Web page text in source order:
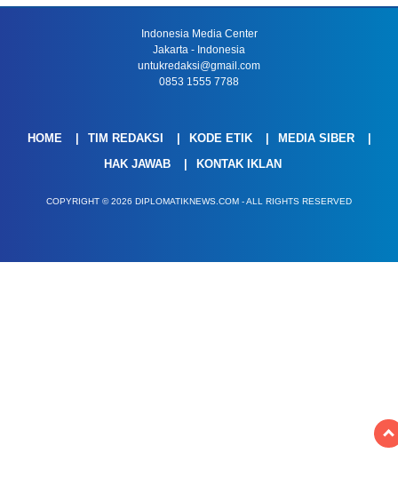
Indonesia Media Center
Jakarta - Indonesia
untukredaksi@gmail.com
0853 1555 7788
HOME TIM REDAKSI KODE ETIK
MEDIA SIBER
HAK JAWAB
KONTAK IKLAN
COPYRIGHT © 2026 DIPLOMATIKNEWS.COM - ALL RIGHTS RESERVED